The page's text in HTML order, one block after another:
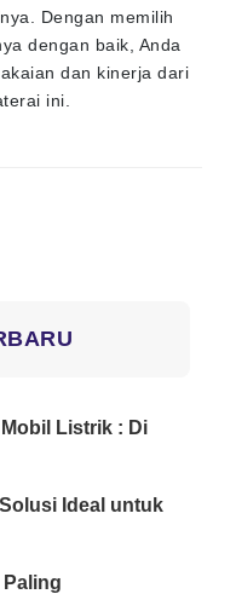
Dengan memilih
dengan baik, Anda
dan kinerja dari
ini.
Listrik : Di
Ideal untuk
Paling